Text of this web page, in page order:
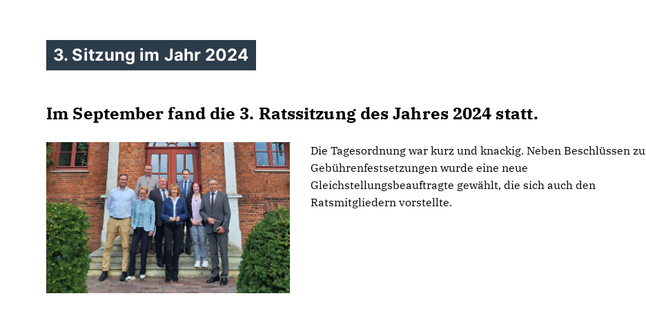
3. Sitzung im Jahr 2024
Im September fand die 3. Ratssitzung des Jahres 2024 statt.
Die Tagesordnung war kurz und knackig. Neben Beschlüssen zu
Gebührenfestsetzungen wurde eine neue
Gleichstellungsbeauftragte gewählt, die sich auch den
Ratsmitgliedern vorstellte.